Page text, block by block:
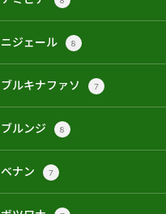
ニジェール 8
ブルキナファソ 7
ブルンジ 8
ベナン 7